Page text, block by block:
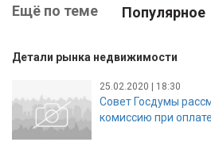
Ещё по теме Популярное
Детали рынка недвижимости
25.02.2020 | 18:30
Совет Госдумы
комиссию при